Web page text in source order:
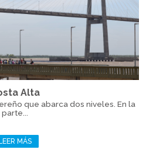
Alta
que abarca dos niveles. En la
parte...
LEER MÁS